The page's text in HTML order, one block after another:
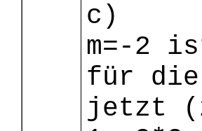
c)
m=-2
für die
jetzt